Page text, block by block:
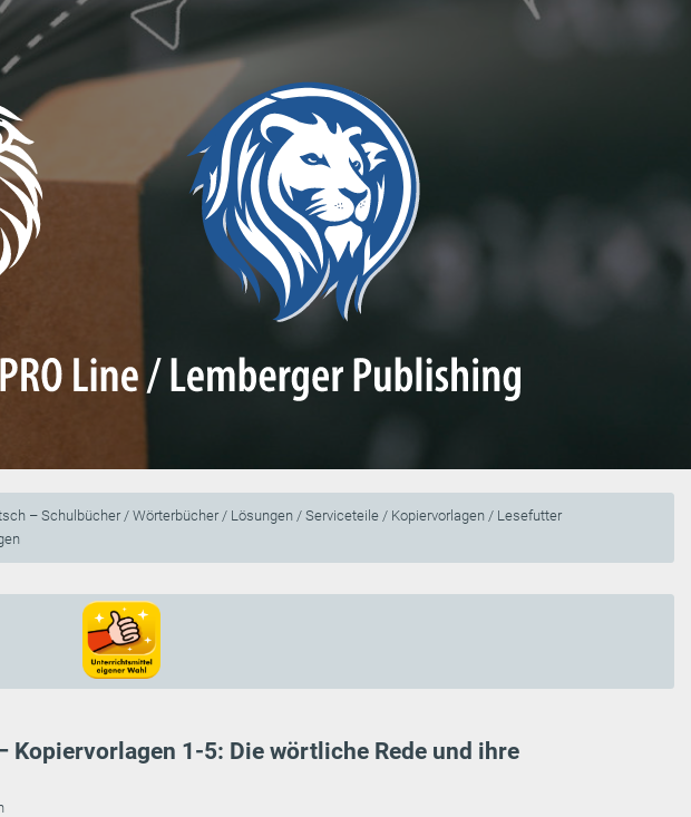
– Schulbücher / Wörterbücher / Lösungen / Serviceteile / Kopiervorlagen / Lesefutter
Kopiervorlagen 1-5: Die wörtliche Rede und ihre